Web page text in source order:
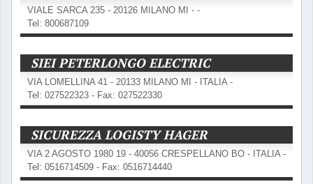
VIALE SARCA 235 - 20126 MILANO MI - -
Tel: 800687109
SIEI PETERLONGO ELECTRIC
VIA LOMELLINA 41 - 20133 MILANO MI - ITALIA -
Tel: 027522323 - Fax: 027522330
SICUREZZA LOGISTY HAGER
VIA 2 AGOSTO 1980 19 - 40056 CRESPELLANO BO - ITALIA -
Tel: 0516714509 - Fax: 0516714440